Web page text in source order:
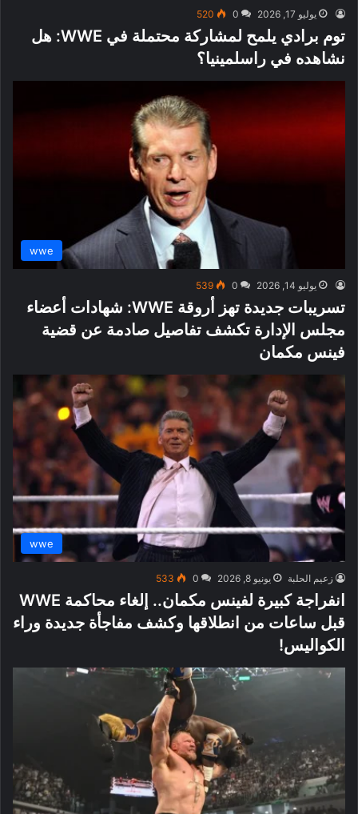
يوليو 17, 2026 0
520
توم برادي يلمح لمشاركة محتملة في WWE: هل
نشاهده في راسلمينيا؟
wwe
يوليو 14, 2026 0
539
تسريبات جديدة تهز أروقة WWE: شهادات أعضاء
مجلس الإدارة تكشف تفاصيل صادمة عن قضية
فينس مكمان
wwe
زعيم الحلبة يونيو 8, 2026 0
533
انفراجة كبيرة لفينس مكمان.. إلغاء محاكمة WWE
قبل ساعات من انطلاقها وكشف مفاجأة جديدة وراء
الكواليس!